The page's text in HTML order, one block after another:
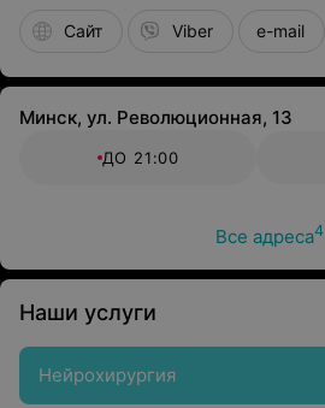
Сайт Viber e-mail
Минск, ул. Революционная, 13
ДО 21:00
Все адреса4
Наши услуги
Нейрохирургия